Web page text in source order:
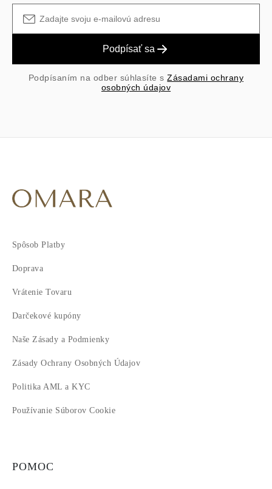
Podpísať sa
Podpísaním na odber súhlasíte sZásadami ochrany
osobných údajov
Spôsob Platby
Doprava
Vrátenie Tovaru
Darčekové kupóny
Naše Zásady a Podmienky
Zásady Ochrany Osobných Údajov
Politika AML a KYC
Používanie Súborov Cookie
POMOC